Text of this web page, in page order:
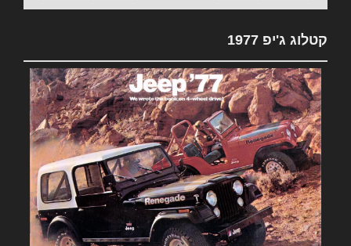
קטלוג ג'יפ 1977